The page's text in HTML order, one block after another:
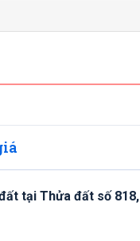
tại Thửa đất số